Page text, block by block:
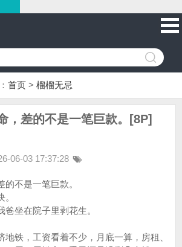
首页 > 榴榴无忌
，差的不是一笔巨款。[8P]
06-03 17:37:28
不是一笔巨款。
坐在院子里剥花生。
地铁，工资看着不少，月底一算，房租、